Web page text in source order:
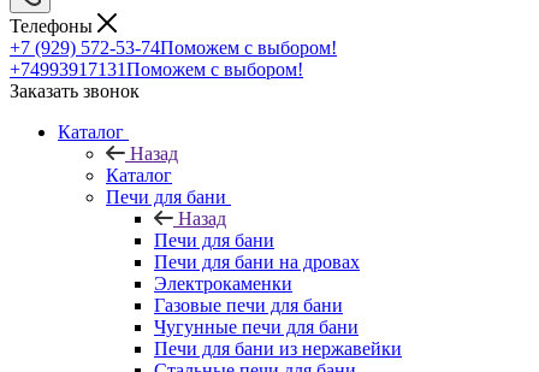
Телефоны
+7 (929) 572-53-74Поможем с выбором!
+74993917131Поможем с выбором!
Заказать звонок
Каталог
Назад
Каталог
Печи для бани
Назад
Печи для бани
Печи для бани на дровах
Электрокаменки
Газовые печи для бани
Чугунные печи для бани
Печи для бани из нержавейки